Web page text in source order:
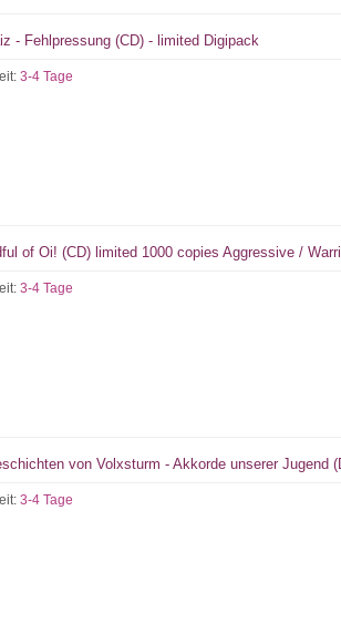
- Fehlpressung (CD) - limited Digipack
3-4 Tage
of Oi! (CD) limited 1000 copies Aggressive /
3-4 Tage
von Volxsturm - Akkorde unserer Jugend
3-4 Tage